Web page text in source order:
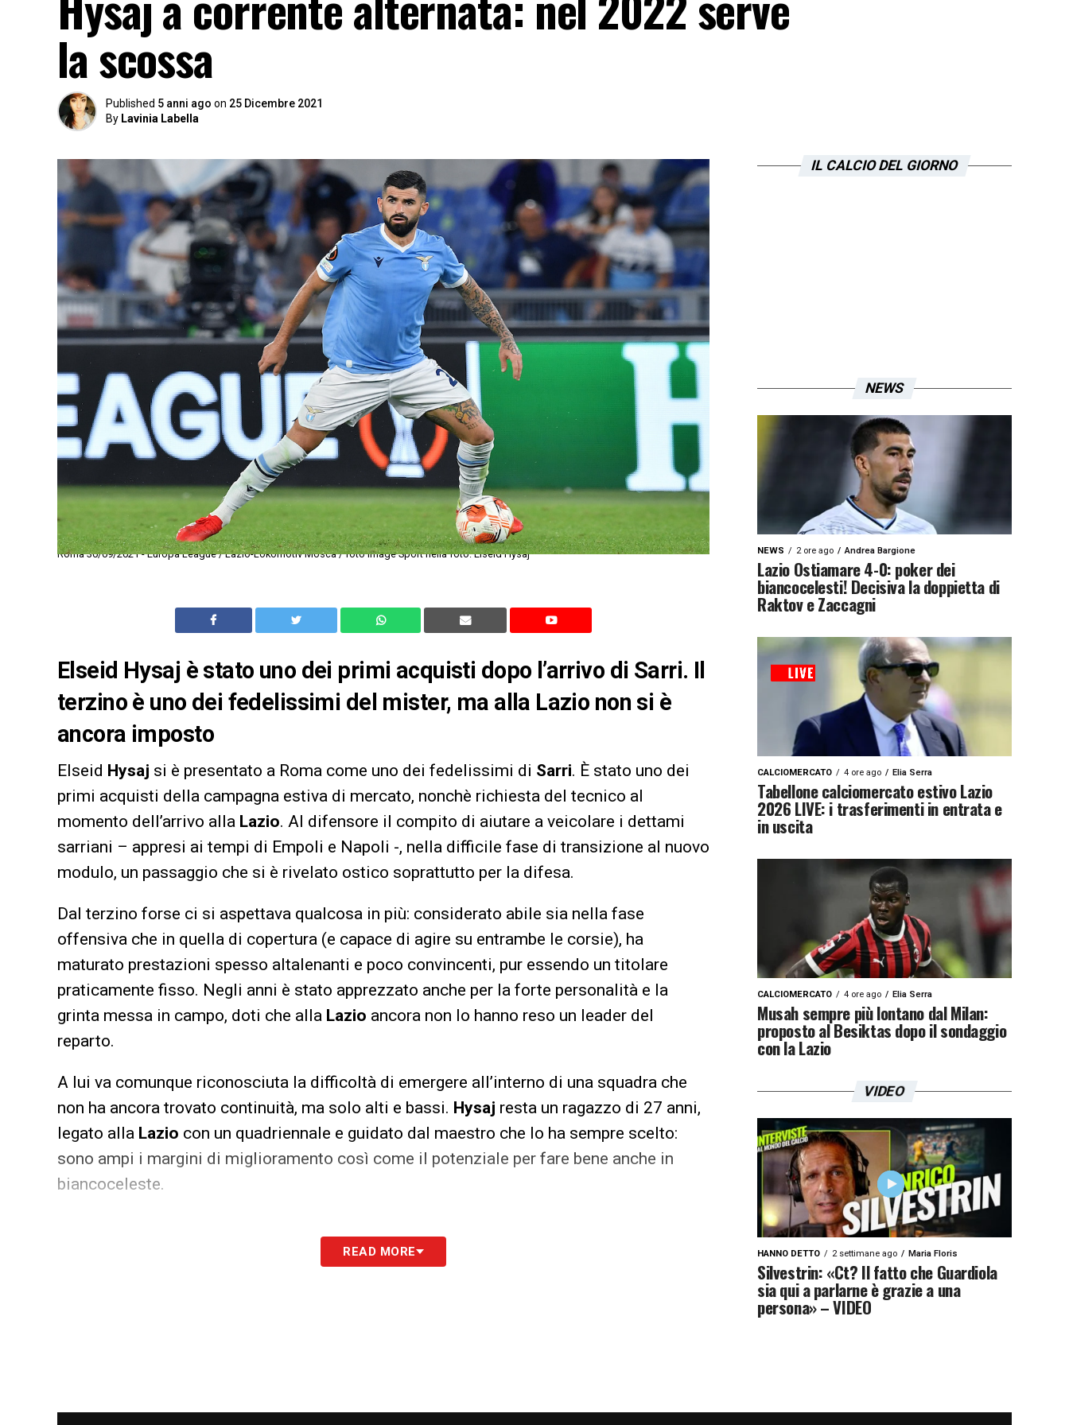
la scossa
Published 5 anni ago on 25 Dicembre 2021
By Lavinia Labella
Roma 30/09/2021 - Europa League / Lazio-Lokomotiv Mosca / foto Image Sport nella foto: Elseid Hysaj
Elseid Hysaj è stato uno dei primi acquisti dopo l’arrivo di Sarri. Il
terzino è uno dei fedelissimi del mister, ma alla Lazio non si è
ancora imposto
Elseid Hysaj si è presentato a Roma come uno dei fedelissimi di Sarri. È stato uno dei
primi acquisti della campagna estiva di mercato, nonchè richiesta del tecnico al
momento dell’arrivo alla Lazio. Al difensore il compito di aiutare a veicolare i dettami
sarriani – appresi ai tempi di Empoli e Napoli -, nella difficile fase di transizione al nuovo
modulo, un passaggio che si è rivelato ostico soprattutto per la difesa.
Dal terzino forse ci si aspettava qualcosa in più: considerato abile sia nella fase
offensiva che in quella di copertura (e capace di agire su entrambe le corsie), ha
maturato prestazioni spesso altalenanti e poco convincenti, pur essendo un titolare
praticamente fisso. Negli anni è stato apprezzato anche per la forte personalità e la
grinta messa in campo, doti che alla Lazio ancora non lo hanno reso un leader del
reparto.
A lui va comunque riconosciuta la difficoltà di emergere all’interno di una squadra che
non ha ancora trovato continuità, ma solo alti e bassi. Hysaj resta un ragazzo di 27 anni,
legato alla Lazio con un quadriennale e guidato dal maestro che lo ha sempre scelto:
sono ampi i margini di miglioramento così come il potenziale per fare bene anche in
biancoceleste.
READ MORE
IL CALCIO DEL GIORNO
NEWS
NEWS 2 ore ago Andrea Bargione
Lazio Ostiamare 4-0: poker dei
biancocelesti! Decisiva la doppietta di
Raktov e Zaccagni
CALCIOMERCATO 4 ore ago Elia Serra
Tabellone calciomercato estivo Lazio
2026 LIVE: i trasferimenti in entrata e
in uscita
CALCIOMERCATO 4 ore ago Elia Serra
Musah sempre più lontano dal Milan:
proposto al Besiktas dopo il sondaggio
con la Lazio
VIDEO
HANNO DETTO 2 settimane ago Maria Floris
Silvestrin: «Ct? Il fatto che Guardiola
sia qui a parlarne è grazie a una
persona» – VIDEO